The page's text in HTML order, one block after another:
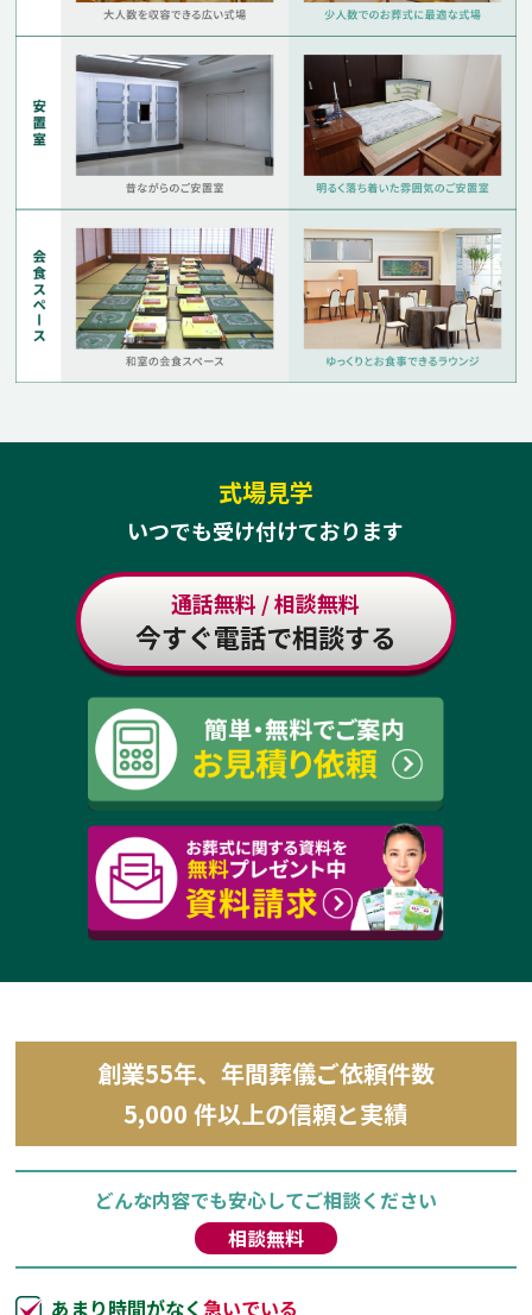
式場見学
いつでも受け付けております
通話無料 / 相談無料
今すぐ電話で相談する
創業55年、年間葬儀ご依頼件数
5,000 件以上の信頼と実績
どんな内容でも安心してご相談ください
相談無料
あまり時間がなく急いでいる